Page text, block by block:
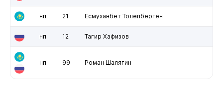
нп 21 Есмуханбет Толепберген
нп 12 Тагир Хафизов
нп 99 Роман Шалягин